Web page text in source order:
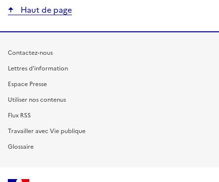
Haut de page
Contactez-nous
Lettres d'information
Espace Presse
Utiliser nos contenus
Flux RSS
Travailler avec Vie publique
Glossaire